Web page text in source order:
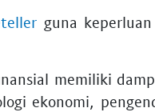
guna keperluan
memiliki
ekonomi,